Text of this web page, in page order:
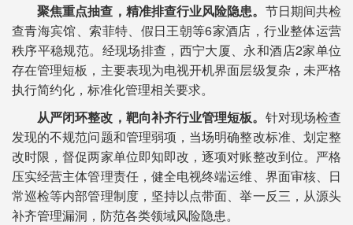
聚焦重点抽查，精准排查行业风险隐患。 节日期间共检
查青海宾馆、索菲特、假日王朝等6家酒店，行业整体运营
秩序平稳规范。经现场排查，西宁大厦、永和酒店2家单位
存在管理短板，主要表现为电视开机界面层级复杂，未严格
执行简约化，标准化管理相关要求。
从严闭环整改，靶向补齐行业管理短板。 针对现场检查
发现的不规范问题和管理弱项，当场明确整改标准、划定整
改时限，督促两家单位即知即改，逐项对账整改到位。严格
压实经营主体管理责任，健全电视终端运维、界面审核、日
常巡检等内部管理制度，坚持以点带面、举一反三，从源头
补齐管理漏洞，防范各类领域风险隐患。